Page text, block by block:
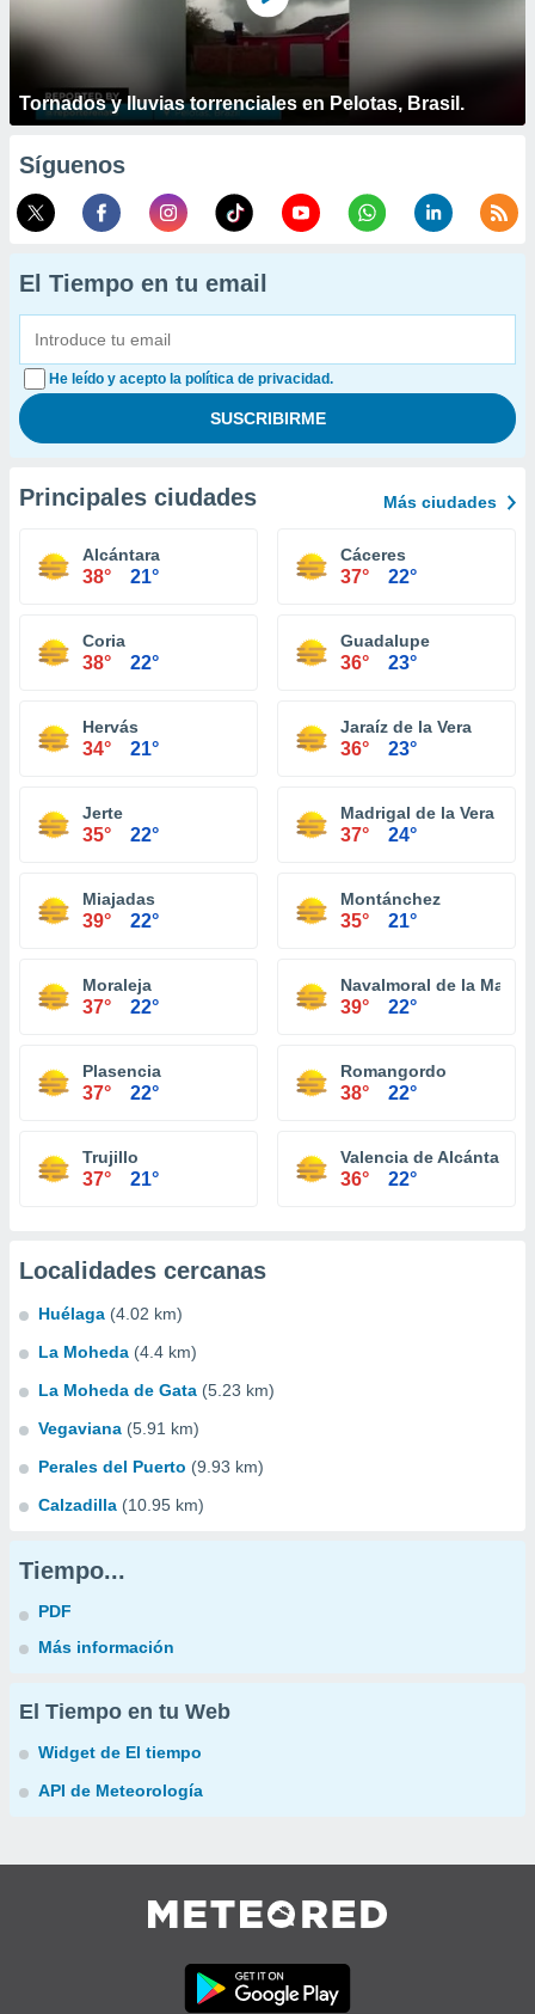
Tornados y lluvias torrenciales en Pelotas, Brasil.
Síguenos
El Tiempo en tu email
He leído y acepto la política de privacidad.
Principales ciudades Más ciudades
Alcántara
38° 21°
Cáceres
37° 22°
Coria
38° 22°
Guadalupe
36° 23°
Hervás
34° 21°
Jaraíz de la Vera
36° 23°
Jerte
35° 22°
Madrigal de la Vera
37° 24°
Miajadas
39° 22°
Montánchez
35° 21°
Moraleja
37° 22°
Navalmoral de la Mata
39° 22°
Plasencia
37° 22°
Romangordo
38° 22°
Trujillo
37° 21°
Valencia de Alcántara
36° 22°
Localidades cercanas
Huélaga (4.02 km)
La Moheda (4.4 km)
La Moheda de Gata (5.23 km)
Vegaviana (5.91 km)
Perales del Puerto (9.93 km)
Calzadilla (10.95 km)
Tiempo...
PDF
Más información
El Tiempo en tu Web
Widget de El tiempo
API de Meteorología